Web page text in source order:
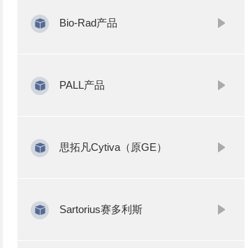
Bio-Rad产品
PALL产品
思拓凡Cytiva（原GE）
Sartorius赛多利斯